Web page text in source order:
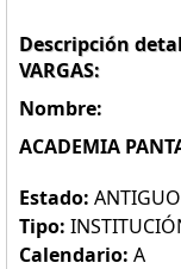
Descripción
VARGAS:
Nombre:
ACADEMIA
Estado:
Tipo:
Calendario: A